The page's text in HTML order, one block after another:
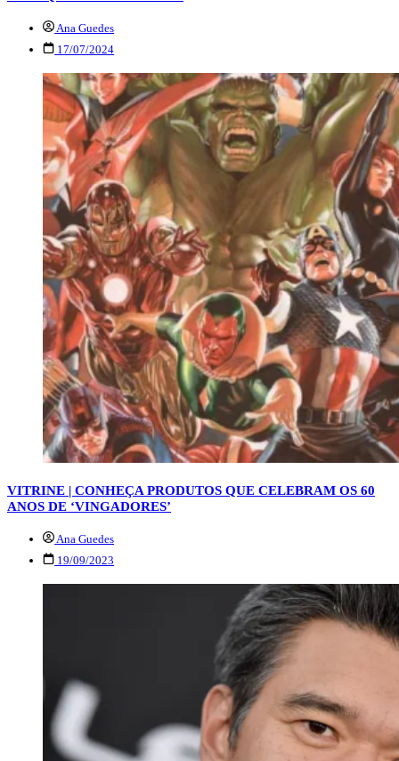
Ana Guedes
17/07/2024
VITRINE | CONHEÇA PRODUTOS QUE CELEBRAM OS 60
ANOS DE ‘VINGADORES’
Ana Guedes
19/09/2023